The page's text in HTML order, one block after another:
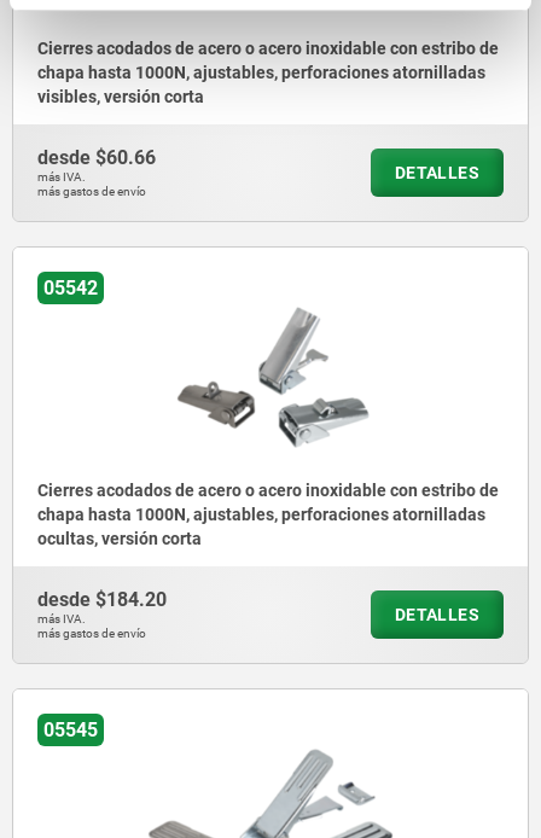
Cierres acodados de acero o acero inoxidable con estribo de
chapa hasta 1000N, ajustables, perforaciones atornilladas
visibles, versión corta
desde $60.66
más IVA.
más gastos de envío
DETALLES
05542
Cierres acodados de acero o acero inoxidable con estribo de
chapa hasta 1000N, ajustables, perforaciones atornilladas
ocultas, versión corta
desde $184.20
más IVA.
más gastos de envío
DETALLES
05545